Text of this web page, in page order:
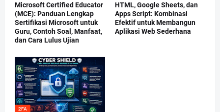
Microsoft Certified Educator
(MCE): Panduan Lengkap
Sertifikasi Microsoft untuk
Guru, Contoh Soal, Manfaat,
dan Cara Lulus Ujian
HTML, Google Sheets, dan
Apps Script: Kombinasi
Efektif untuk Membangun
Aplikasi Web Sederhana
2FA